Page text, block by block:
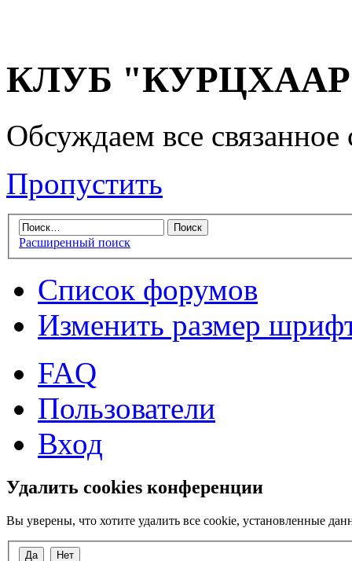
КЛУБ "КУРЦХААР"
Обсуждаем все
Пропустить
Расширенный поиск
Список форумов
Изменить размер
FAQ
Пользователи
Вход
Удалить cookies конференции
Вы уверены, что хотите удалить все cookie, установленные